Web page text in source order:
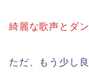
綺麗な歌声とダ
ただ、もう少し